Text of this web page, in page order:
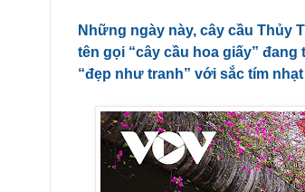
Những ngày này, cây cầu Thủy
tên gọi “cây cầu hoa giấy”
“đẹp như tranh” với sắc tím